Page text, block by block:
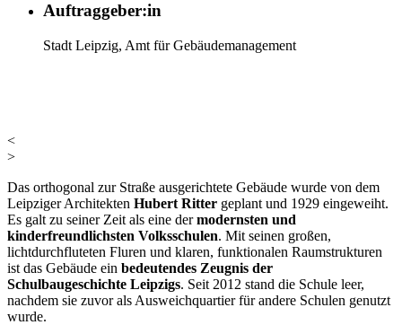
Auftraggeber:in
Stadt Leipzig, Amt für Gebäudemanagement
<
>
Das orthogonal zur Straße ausgerichtete Gebäude wurde von dem
Leipziger Architekten Hubert Ritter geplant und 1929 eingeweiht.
Es galt zu seiner Zeit als eine dermodernsten und
kinderfreundlichsten Volksschulen. Mit seinen großen,
lichtdurchfluteten Fluren und klaren, funktionalen Raumstrukturen
ist das Gebäude ein bedeutendes Zeugnis der
Schulbaugeschichte Leipzigs. Seit 2012 stand die Schule leer,
nachdem sie zuvor als Ausweichquartier für andere Schulen genutzt
wurde.